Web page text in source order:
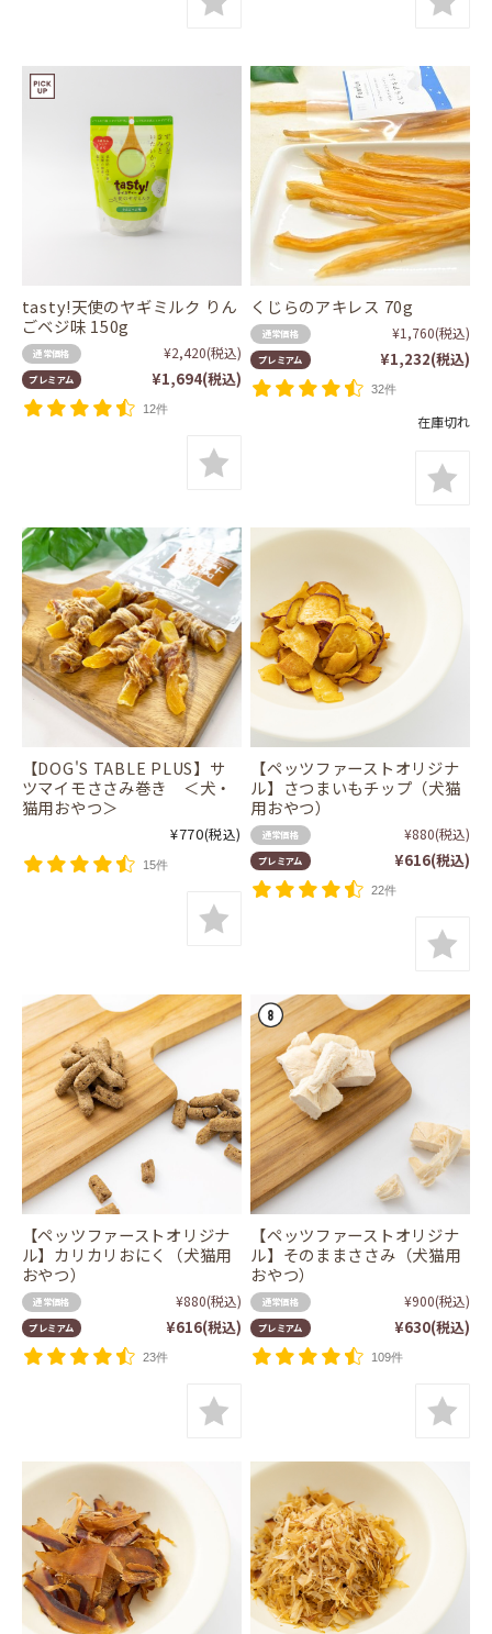
tasty!天使のヤギミルク りん
ごベジ味 150g
通常価格 ¥2,420(税込)
プレミアム ¥1,694(税込)
12件
くじらのアキレス 70g
通常価格 ¥1,760(税込)
プレミアム ¥1,232(税込)
32件
在庫切れ
【DOG'S TABLE PLUS】サ
ツマイモささみ巻き ＜犬・
猫用おやつ＞
¥770(税込)
15件
【ペッツファーストオリジナ
ル】さつまいもチップ（犬猫
用おやつ）
通常価格 ¥880(税込)
プレミアム ¥616(税込)
22件
【ペッツファーストオリジナ
ル】カリカリおにく（犬猫用
おやつ）
通常価格 ¥880(税込)
プレミアム ¥616(税込)
23件
【ペッツファーストオリジナ
ル】そのままささみ（犬猫用
おやつ）
通常価格 ¥900(税込)
プレミアム ¥630(税込)
109件